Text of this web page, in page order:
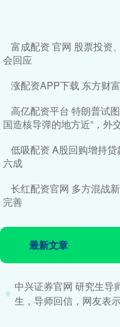
富成配资 官网 股票投资
会回应
涨配资APP下载 东方财
高亿配资平台 特朗普试
国造核导弹的地方近”，外
低吸配资 A股回购增持
六成
长红配资官网 多方混战
完善
最新文章
中兴证券官网 研究生导
生，导师回信，网友表